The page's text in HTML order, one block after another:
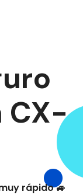
CX-
rápido 🚙